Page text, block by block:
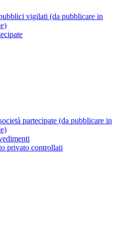
vigilati (da pubblicare in
partecipate (da pubblicare in
privato controllati